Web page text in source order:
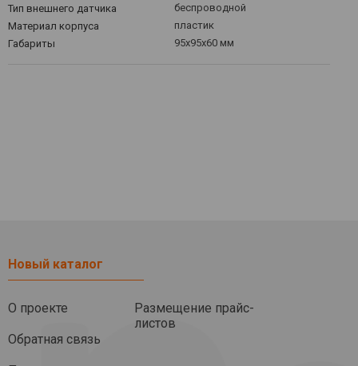
Тип внешнего датчика
беспроводной
Материал корпуса
пластик
Габариты
95x95x60 мм
Новый каталог
О проекте
Обратная связь
Размещение прайс-
листов